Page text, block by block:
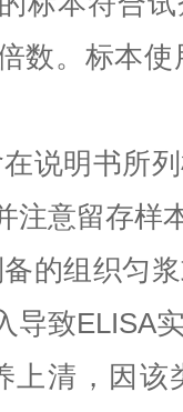
数。标本
说明书所
注意留存样
的组织匀
导致ELISA
清，因该